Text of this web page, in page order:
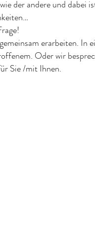
der andere und dabei
erarbeiten. In
Oder wir
Sie /mit Ihnen.